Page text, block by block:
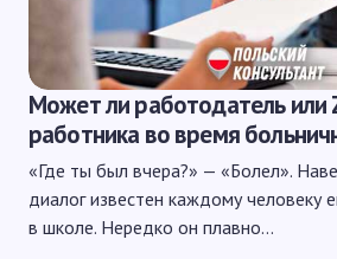
Может ли работодатель или
работника во время
«Где ты был вчера?» — «Болел».
диалог известен каждому человеку
в школе. Нередко он плавно…